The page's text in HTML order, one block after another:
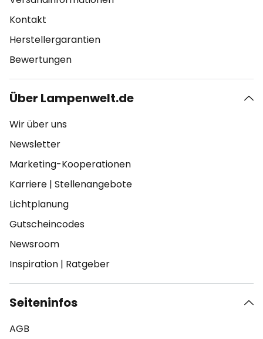
Kontakt
Herstellergarantien
Bewertungen
Über Lampenwelt.de
Wir über uns
Newsletter
Marketing-Kooperationen
Karriere | Stellenangebote
Lichtplanung
Gutscheincodes
Newsroom
Inspiration | Ratgeber
Seiteninfos
AGB